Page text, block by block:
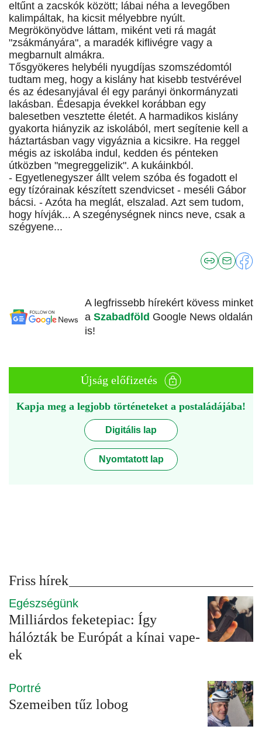
eltűnt a zacskók között; lábai néha a levegőben
kalimpáltak, ha kicsit mélyebbre nyúlt.
Megrökönyödve láttam, miként veti rá magát
"zsákmányára", a maradék kiflivégre vagy a
megbarnult almákra.
Tősgyökeres helybéli nyugdíjas szomszédomtól
tudtam meg, hogy a kislány hat kisebb testvérével
és az édesanyjával él egy parányi önkormányzati
lakásban. Édesapja évekkel korábban egy
balesetben vesztette életét. A harmadikos kislány
gyakorta hiányzik az iskolából, mert segítenie kell a
háztartásban vagy vigyáznia a kicsikre. Ha reggel
mégis az iskolába indul, kedden és pénteken
útközben "megreggelizik". A kukáinkból.
- Egyetlenegyszer állt velem szóba és fogadott el
egy tízórainak készített szendvicset - meséli Gábor
bácsi. - Azóta ha meglát, elszalad. Azt sem tudom,
hogy hívják... A szegénységnek nincs neve, csak a
szégyene...
A legfrissebb hírekért kövess minket
a Szabadföld Google News oldalán
is!
Újság előfizetés
Kapja meg a legjobb történeteket a postaládájába!
Digitális lap
Nyomtatott lap
Friss hírek
Egészségünk
Milliárdos feketepiac: Így
hálózták be Európát a kínai vape-
ek
Portré
Szemeiben tűz lobog